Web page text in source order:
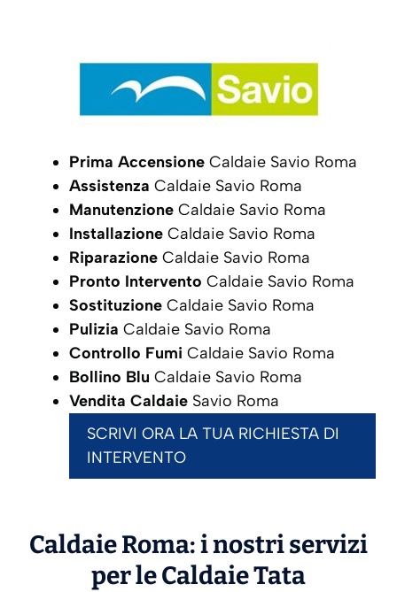
Prima Accensione Caldaie Savio Roma
Assistenza Caldaie Savio Roma
Manutenzione Caldaie Savio Roma
Installazione Caldaie Savio Roma
Riparazione Caldaie Savio Roma
Pronto Intervento Caldaie Savio Roma
Sostituzione Caldaie Savio Roma
Pulizia Caldaie Savio Roma
Controllo Fumi Caldaie Savio Roma
Bollino Blu Caldaie Savio Roma
Vendita Caldaie Savio Roma
SCRIVI ORA LA TUA RICHIESTA DI
INTERVENTO
Caldaie Roma: i nostri servizi
per le CaldaieTata